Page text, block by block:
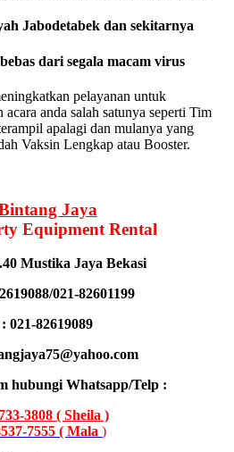
Jabodetabek dan sekitarnya
dari segala macam virus
pelayanan untuk
acara anda salah satunya seperti Tim
apalagi dan mulanya yang
Vaksin Lengkap atau Booster.
Jaya
Equipment Rental
Mustika Jaya Bekasi
021-82601199
021-82619089
hubungi Whatsapp/Telp :
3808 ( Sheila )
7555 ( Mala)